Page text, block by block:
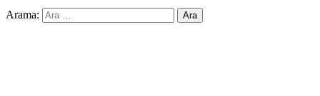
Arama: